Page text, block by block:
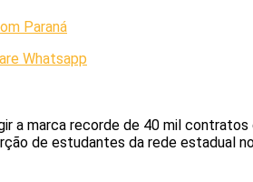
Paraná
Whatsapp
a marca recorde de 40 mil
de estudantes da rede estadual